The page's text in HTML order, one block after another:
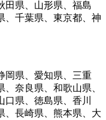
田県、山形県、福島
、千葉県、東京都、神
岡県、愛知県、三重
奈良県、和歌山県、
県、徳島県、香川
、長崎県、熊本県、大